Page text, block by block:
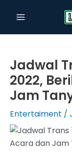
Jadwal
2022,
Jam
Entertaiment /